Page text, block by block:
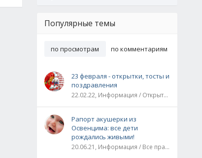
Популярные темы
по просмотрам по комментариям
23 февраля - открытки, тосты и
поздравления
22.02.22, Информация / Открытки / Все праздники
Рапорт акушерки из
Освенцима: все дети
рождались живыми!
20.06.21, Информация / Все праздники / Рассказы и истории